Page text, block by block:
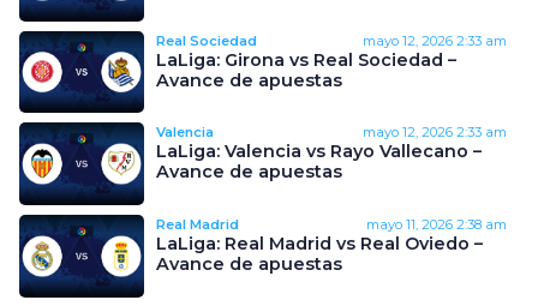
Real Sociedad mayo 12, 2026 2:33 am
LaLiga: Girona vs Real Sociedad –
Avance de apuestas
Valencia mayo 12, 2026 2:33 am
LaLiga: Valencia vs Rayo Vallecano –
Avance de apuestas
Real Madrid mayo 11, 2026 2:38 am
LaLiga: Real Madrid vs Real Oviedo –
Avance de apuestas